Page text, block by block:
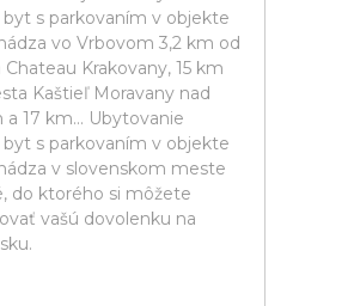
byt s parkovaním v objekte
vo Vrbovom 3,2 km od
Krakovany, 15 km
Kaštieľ Moravany nad
a 17 km... Ubytovanie
byt s parkovaním v objekte
v slovenskom meste
do ktorého si môžete
vašú dovolenku na